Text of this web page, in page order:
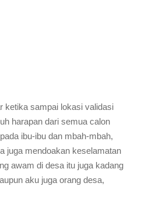
ketika sampai lokasi validasi
harapan dari semua calon
ibu-ibu dan mbah-mbah,
juga mendoakan keselamatan
awam di desa itu juga kadang
aku juga orang desa,